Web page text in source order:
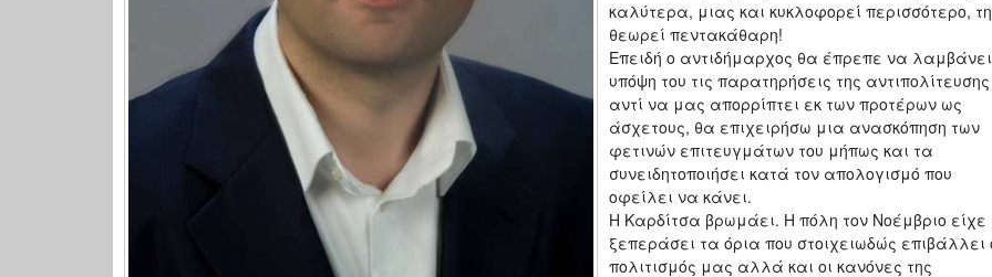
καλύτερα, μιας και κυκλοφορεί περισσότερο, τη
θεωρεί πεντακάθαρη!
Επειδή ο αντιδήμαρχος θα έπρεπε να λαμβάνει
υπόψη του τις παρατηρήσεις της αντιπολίτευσης
αντί να μας απορρίπτει εκ των προτέρων ως
άσχετους, θα επιχειρήσω μια ανασκόπηση των
φετινών επιτευγμάτων του μήπως και τα
συνειδητοποιήσει κατά τον απολογισμό που
οφείλει να κάνει.
Η Καρδίτσα βρωμάει. Η πόλη τον Νοέμβριο είχε
ξεπεράσει τα όρια που στοιχειωδώς επιβάλλει
πολιτισμός μας αλλά και οι κανόνες της